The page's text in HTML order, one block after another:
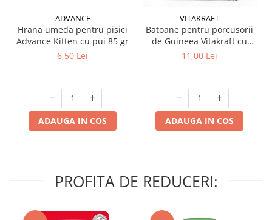
ADVANCE
Hrana umeda pentru pisici
Advance Kitten cu pui 85 gr
6,50 Lei
ADAUGA IN COS
VITAKRAFT
Batoane pentru porcusorii
de Guineea Vitakraft cu
struguri & nuci 2 buc
11,00 Lei
ADAUGA IN COS
PROFITA DE REDUCERI: